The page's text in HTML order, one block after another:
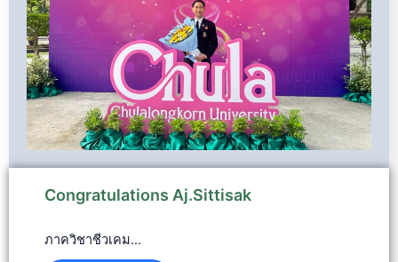
Congratulations Aj.Sittisak
ภาควิชาชีวเคม…